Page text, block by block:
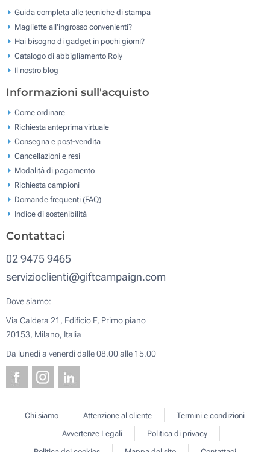
Guida completa alle tecniche di stampa
Magliette all'ingrosso convenienti?
Hai bisogno di gadget in pochi giorni?
Catalogo di abbigliamento Roly
Il nostro blog
Informazioni sull'acquisto
Come ordinare
Richiesta anteprima virtuale
Consegna e post-vendita
Cancellazioni e resi
Modalità di pagamento
Richiesta campioni
Domande frequenti (FAQ)
Indice di sostenibilità
Contattaci
02 9475 9465
servizioclienti@giftcampaign.com
Dove siamo:
Via Caldera 21, Edificio F, Primo piano
20153, Milano, Italia
Da lunedì a venerdì dalle 08.00 alle 15.00
Chi siamo Attenzione al cliente
Termini e condizioni
Avvertenze Legali
Politica di privacy